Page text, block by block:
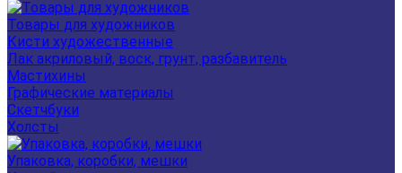
Товары для художников
Кисти художественные
Лак акриловый, воск, грунт, разбавитель
Мастихины
Графические материалы
Скетчбуки
Холсты
Упаковка, коробки, мешки